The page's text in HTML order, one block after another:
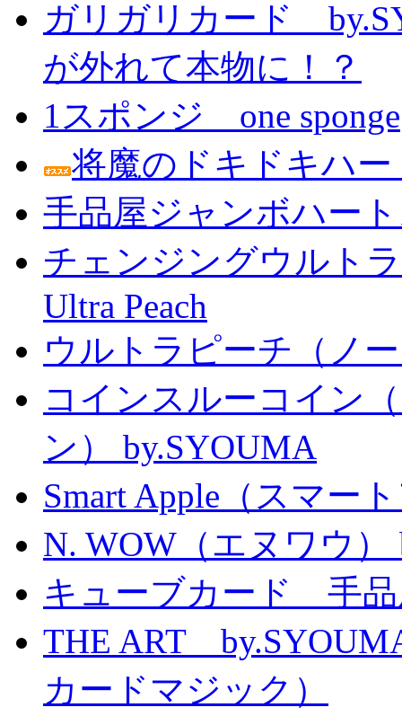
ガリガリカード
が外れて本物に！？
1スポンジ one sponge
将魔のドキドキハ
手品屋ジャンボハー
チェンジングウルト
Ultra Peach
ウルトラピーチ（ノ
コインスルーコイン
ン） by.SYOUMA
Smart Apple（スマー
N. WOW（エヌワウ）
キューブカード 手
THE ART
カードマジック）